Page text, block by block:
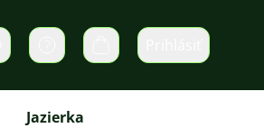
Súkromné správy Košík
Jazierka